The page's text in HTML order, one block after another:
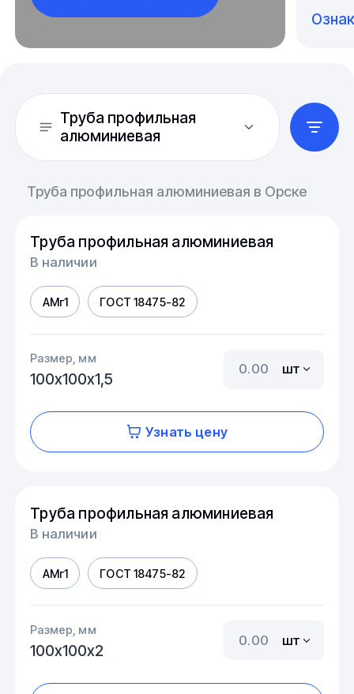
Труба профильная
алюминиевая
Труба профильная алюминиевая в Орске
Труба профильная алюминиевая
В наличии
АМг1 ГОСТ 18475-82
Размер, мм
100х100х1,5
шт
Узнать цену
Труба профильная алюминиевая
В наличии
АМг1 ГОСТ 18475-82
Размер, мм
100х100х2
шт